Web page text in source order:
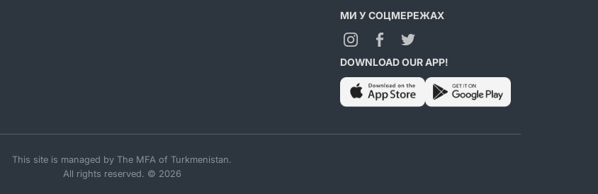
МИ У СОЦМЕРЕЖАХ
DOWNLOAD OUR APP!
This site is managed by The MFA of Turkmenistan.
All rights reserved. © 2026